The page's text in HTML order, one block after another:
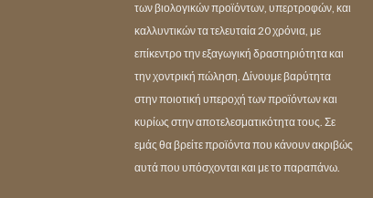
των βιολογικών προϊόντων, υπερτροφών, και
καλλυντικών τα τελευταία 20 χρόνια, με
επίκεντρο την εξαγωγική δραστηριότητα και
την χοντρική πώληση. Δίνουμε βαρύτητα
στην ποιοτική υπεροχή των προϊόντων και
κυρίως στην αποτελεσματικότητα τους. Σε
εμάς θα βρείτε προϊόντα που κάνουν ακριβώς
αυτά που υπόσχονται και με το παραπάνω.